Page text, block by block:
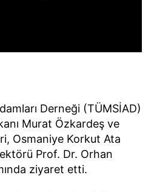
Derneği (TÜMSİAD)
Murat Özkardeş ve
Osmaniye Korkut Ata
Prof. Dr. Orhan
ziyaret etti.